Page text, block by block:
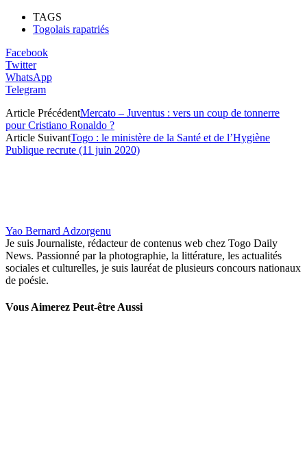
TAGS
Togolais rapatriés
Facebook
Twitter
WhatsApp
Telegram
Article PrécédentMercato – Juventus : vers un coup de tonnerre
pour Cristiano Ronaldo ?
Article SuivantTogo : le ministère de la Santé et de l’Hygiène
Publique recrute (11 juin 2020)
Yao Bernard Adzorgenu
Je suis Journaliste, rédacteur de contenus web chez Togo Daily
News. Passionné par la photographie, la littérature, les actualités
sociales et culturelles, je suis lauréat de plusieurs concours nationaux
de poésie.
Vous Aimerez Peut-être Aussi